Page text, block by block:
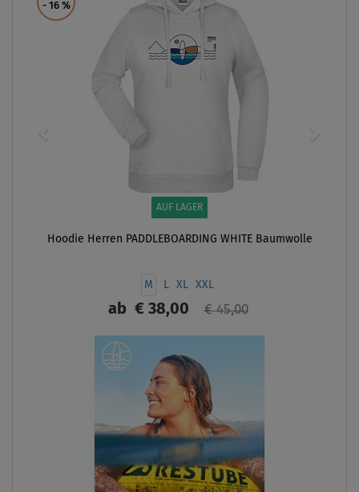
- 16 %
AUF LAGER
Hoodie Herren PADDLEBOARDING WHITE Baumwolle
M L XL XXL
ab€ 38,00 € 45,00